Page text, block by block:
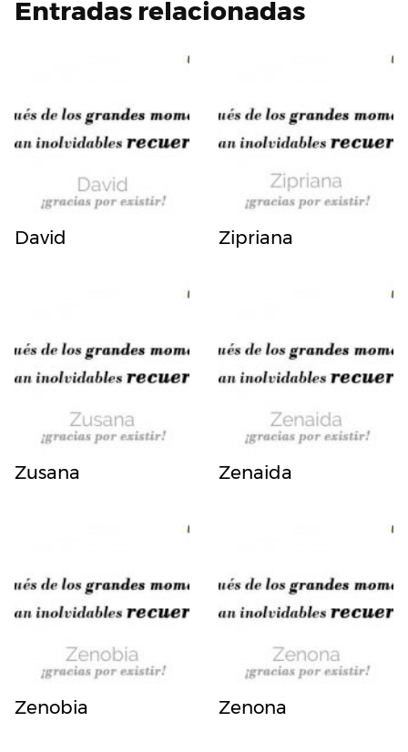
Entradas relacionadas
David Zipriana
Zusana Zenaida
Zenobia Zenona